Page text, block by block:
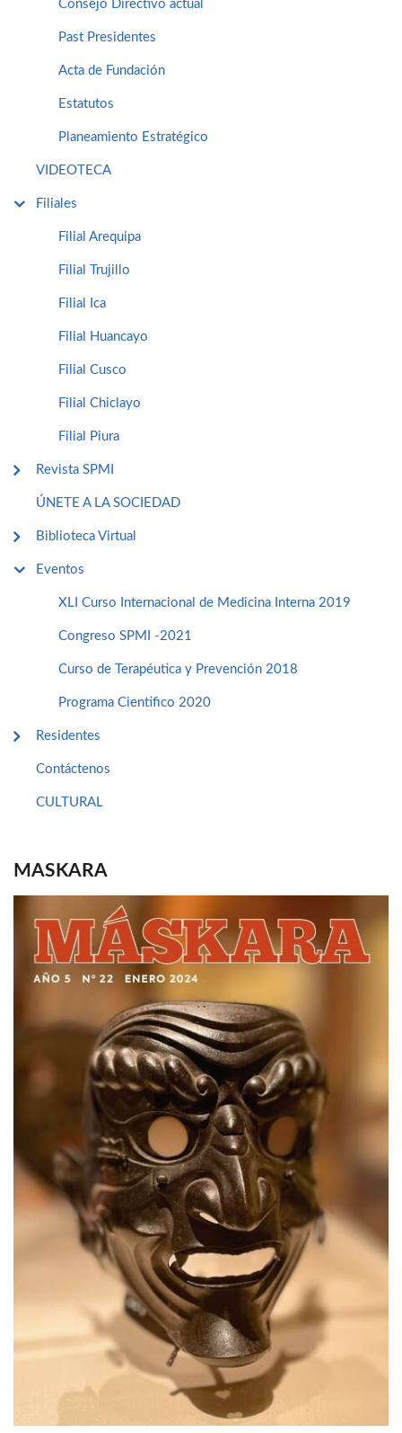
Consejo Directivo actual
Past Presidentes
Acta de Fundación
Estatutos
Planeamiento Estratégico
VIDEOTECA
Filiales
Filial Arequipa
Filial Trujillo
Filial Ica
Filial Huancayo
Filial Cusco
Filial Chiclayo
Filial Piura
Revista SPMI
ÚNETE A LA SOCIEDAD
Biblioteca Virtual
Eventos
XLI Curso Internacional de Medicina Interna 2019
Congreso SPMI -2021
Curso de Terapéutica y Prevención 2018
Programa Cientifico 2020
Residentes
Contáctenos
CULTURAL
MASKARA